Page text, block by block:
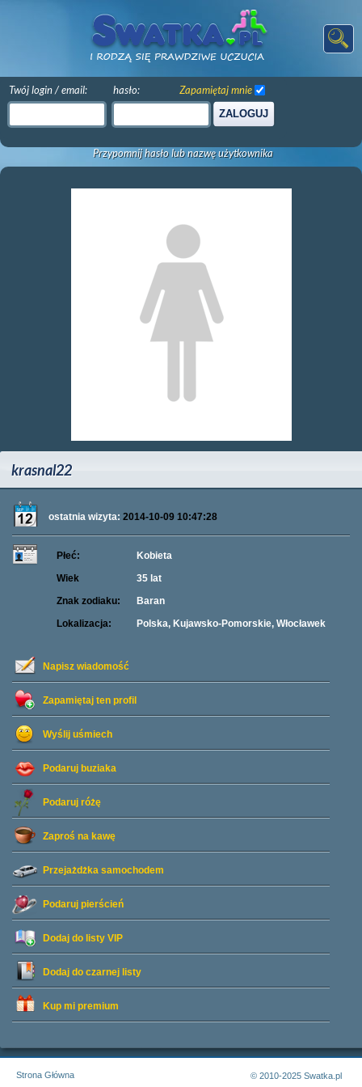
Twój login / email: hasło:
ZALOGUJ
Zapamiętaj mnie
Przypomnij hasło lub nazwę użytkownika
krasnal22
ostatnia wizyta: 2014-10-09 10:47:28
Napisz wiadomość
Zapamiętaj ten profil
Wyślij uśmiech
Podaruj buziaka
Podaruj różę
Zaproś na kawę
Przejażdżka samochodem
Podaruj pierścień
Dodaj do listy VIP
Dodaj do czarnej listy
Kup mi premium
Płeć:
Kobieta
Wiek
35 lat
Znak zodiaku:
Baran
Lokalizacja:
Polska, Kujawsko-Pomorskie, Włocławek
Strona Główna
© 2010-2025 Swatka.pl